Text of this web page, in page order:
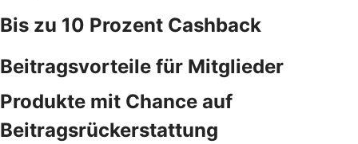
Bis zu 10 Prozent Cashback
Beitragsvorteile für Mitglieder
Produkte mit Chance auf
Beitragsrückerstattung